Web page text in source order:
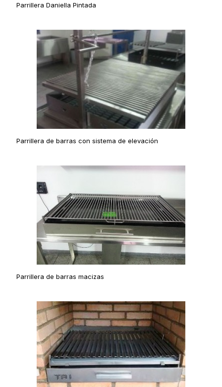
Parrillera Daniella Pintada
Parrillera de barras con sistema de elevación
Parrillera de barras macizas